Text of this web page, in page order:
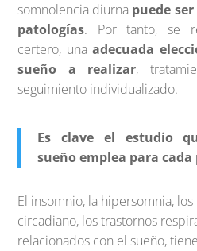
somnolencia diurna puede
patologías. Por tanto, se
certero, unaadecuada
sueño a realizar,
seguimiento individualizado.
Es clave el estudio
sueño emplea para cada
El insomnio, la hipersomnia,
circadiano, los trastornos
relacionados con el sueño,